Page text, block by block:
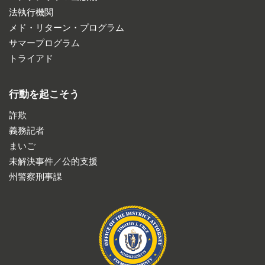
法執行機関
メド・リターン・プログラム
サマープログラム
トライアド
行動を起こそう
詐欺
義務記者
まいご
未解決事件／公的支援
州警察刑事課